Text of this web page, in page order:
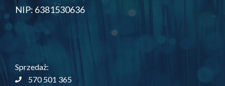
NIP: 6381530636
Sprzedaż:
570 501 365